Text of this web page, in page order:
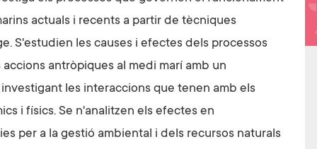
actuals i recents a partir de tècniques
S'estudien les causes i efectes dels processos
antròpiques al medi marí amb un
les interaccions que tenen amb els
i físics. Se n'analitzen els efectes en
per a la gestió ambiental i dels recursos naturals